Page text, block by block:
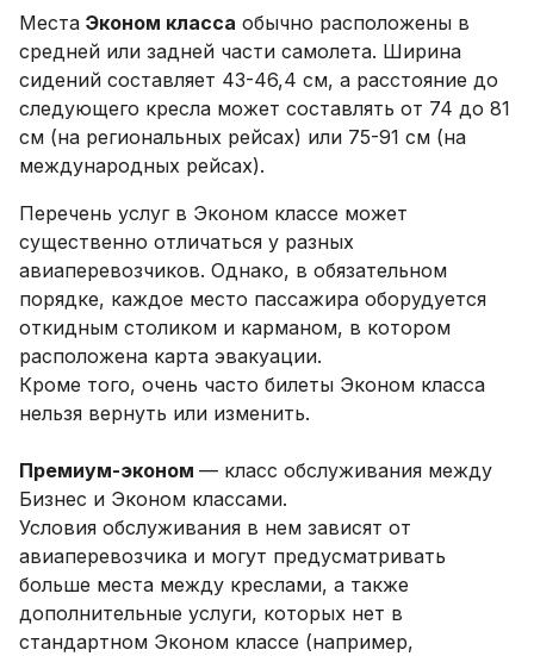
Места Эконом класса обычно расположены в
средней или задней части самолета. Ширина
сидений составляет 43-46,4 см, а расстояние до
следующего кресла может составлять от 74 до 81
см (на региональных рейсах) или 75-91 см (на
международных рейсах).
Перечень услуг в Эконом классе может
существенно отличаться у разных
авиаперевозчиков. Однако, в обязательном
порядке, каждое место пассажира оборудуется
откидным столиком и карманом, в котором
расположена карта эвакуации.
Кроме того, очень часто билеты Эконом класса
нельзя вернуть или изменить.
Премиум-эконом — класс обслуживания между
Бизнес и Эконом классами.
Условия обслуживания в нем зависят от
авиаперевозчика и могут предусматривать
больше места между креслами, а также
дополнительные услуги, которых нет в
стандартном Эконом классе (например,